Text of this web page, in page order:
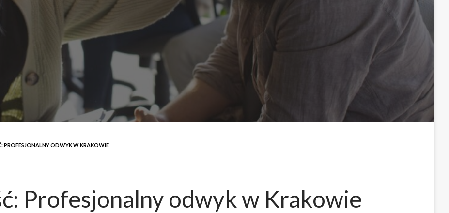
PROFESJONALNY ODWYK W KRAKOWIE
Profesjonalny odwyk w Krakowie